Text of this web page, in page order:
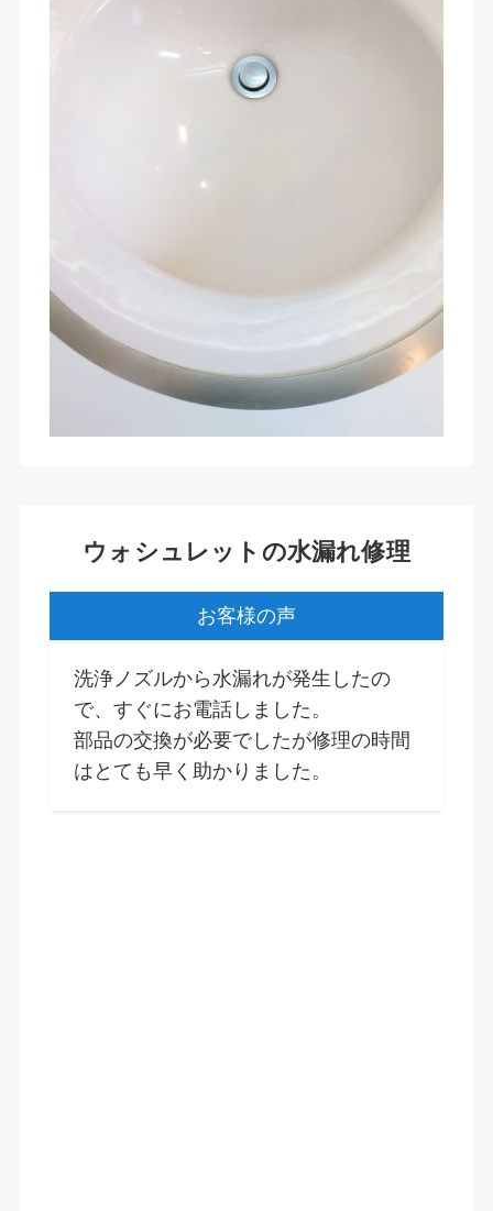
ウォシュレットの水漏れ修理
お客様の声
洗浄ノズルから水漏れが発生したの
で、すぐにお電話しました。
部品の交換が必要でしたが修理の時間
はとても早く助かりました。